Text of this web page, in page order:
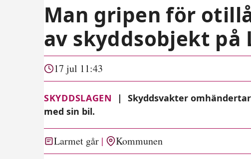
Man gripen för
av skyddsobjekt på
17 jul 11:43
SKYDDSLAGEN |
Skyddsvakter
med sin bil.
Larmet går Kommunen